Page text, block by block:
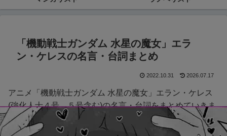
「機動戦士ガンダム 水星の魔女」エラ
ン・ケレスの名言・台詞まとめ
2022.10.31 2026.07.17
アニメ「機動戦士ガンダム 水星の魔女」エラン・ケレス
(強化人士４号、５号含む)の名言・台詞をまとめていきま
す。